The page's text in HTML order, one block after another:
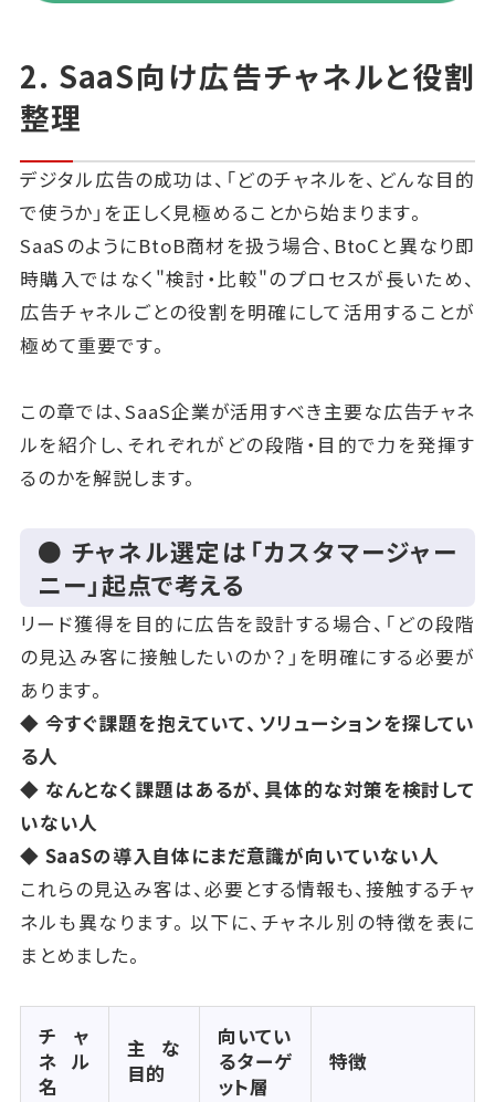
2. SaaS向け広告チャネルと役割
整理
デジタル広告の成功は、「どのチャネルを、どんな目的
で使うか」を正しく見極めることから始まります。
SaaSのようにBtoB商材を扱う場合、BtoCと異なり即
時購入ではなく"検討・比較"のプロセスが長いため、
広告チャネルごとの役割を明確にして活用することが
極めて重要です。
この章では、SaaS企業が活用すべき主要な広告チャネ
ルを紹介し、それぞれがどの段階・目的で力を発揮す
るのかを解説します。
● チャネル選定は「カスタマージャー
ニー」起点で考える
リード獲得を目的に広告を設計する場合、「どの段階
の見込み客に接触したいのか？」を明確にする必要が
あります。
◆ 今すぐ課題を抱えていて、ソリューションを探してい
る人
◆ なんとなく課題はあるが、具体的な対策を検討して
いない人
◆ SaaSの導入自体にまだ意識が向いていない人
これらの見込み客は、必要とする情報も、接触するチャ
ネルも異なります。以下に、チャネル別の特徴を表に
まとめました。
チャ
ネル
名
主な
目的
向いてい
るターゲ
ット層
特徴